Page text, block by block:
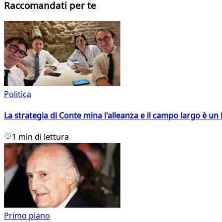
Raccomandati per te
Politica
La strategia di Conte mina l'alleanza e il campo largo è
1 min di lettura
Primo piano